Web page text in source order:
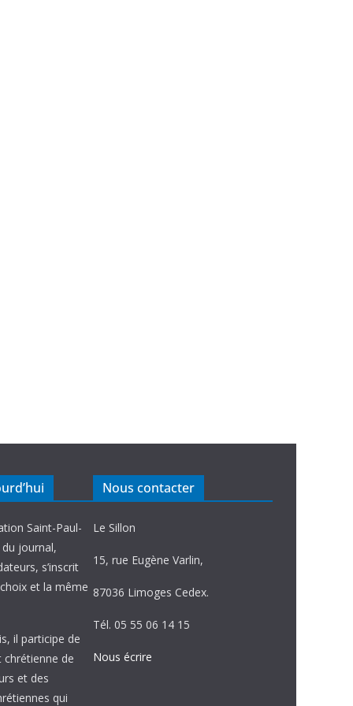
Saint-Paul-
journal,
s’inscrit
et la même
il participe de
chrétienne de
et des
qui
Nous contacter
Le Sillon
15, rue Eugène Varlin,
87036 Limoges Cedex.
Tél. 05 55 06 14 15
Nous écrire